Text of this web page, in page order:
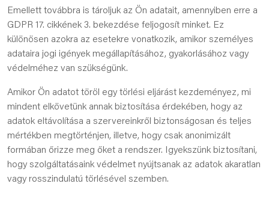
Emellett továbbra is tároljuk az Ön adatait, amennyiben erre a
GDPR 17. cikkének 3. bekezdése feljogosít minket. Ez
különösen azokra az esetekre vonatkozik, amikor személyes
adataira jogi igények megállapításához, gyakorlásához vagy
védelméhez van szükségünk.
Amikor Ön adatot töröl egy törlési eljárást kezdeményez, mi
mindent elkövetünk annak biztosítása érdekében, hogy az
adatok eltávolítása a szervereinkről biztonságosan és teljes
mértékben megtörténjen, illetve, hogy csak anonimizált
formában őrizze meg őket a rendszer. Igyekszünk biztosítani,
hogy szolgáltatásaink védelmet nyújtsanak az adatok akaratlan
vagy rosszindulatú törlésével szemben.